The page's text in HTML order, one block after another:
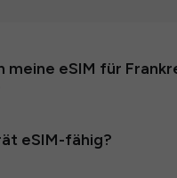
meine eSIM für
eSIM-fähig?